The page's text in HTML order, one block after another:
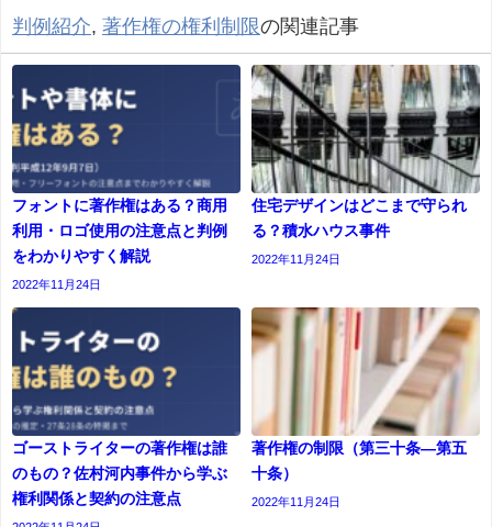
判例紹介, 著作権の権利制限の関連記事
フォントに著作権はある？商用
利用・ロゴ使用の注意点と判例
をわかりやすく解説
2022年11月24日
住宅デザインはどこまで守られ
る？積水ハウス事件
2022年11月24日
ゴーストライターの著作権は誰
のもの？佐村河内事件から学ぶ
権利関係と契約の注意点
著作権の制限（第三十条―第五
十条）
2022年11月24日